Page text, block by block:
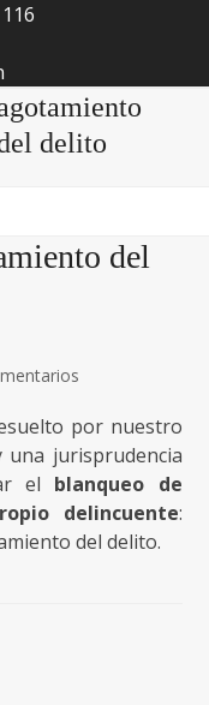
delito
del
por nuestro
jurisprudencia
el blanqueo de
delincuente:
del delito.